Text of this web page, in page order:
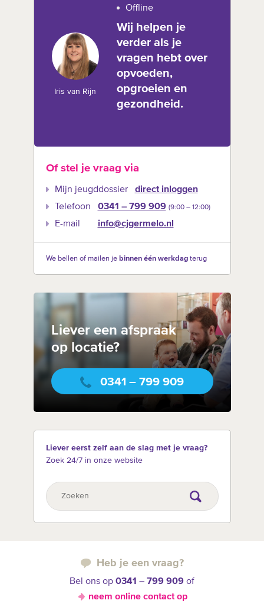
Iris van Rijn
Offline
Wij helpen je
verder als je
vragen hebt over
opvoeden,
opgroeien en
gezondheid.
Of stel je vraag via
Mijn jeugddossier
direct inloggen
Telefoon
0341 – 799 909 (9:00 –‍ 12:00)
E-mail info@cjgermelo.nl
We bellen of mailen je binnen één werkdagterug
Liever een afspraak
op locatie?
0341 – 799 909
Liever eerst zelf aan de slag met je vraag?
Zoek 24/7 in onze website
Heb je een vraag?
Bel ons op 0341 – 799 909 of
neem online contact op